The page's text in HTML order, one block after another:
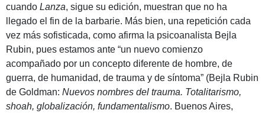
cuando Lanza, sigue su edición, muestran que no ha
llegado el fin de la barbarie. Más bien, una repetición cada
vez más sofisticada, como afirma la psicoanalista Bejla
Rubin, pues estamos ante “un nuevo comienzo
acompañado por un concepto diferente de hombre, de
guerra, de humanidad, de trauma y de síntoma” (Bejla Rubin
de Goldman: Nuevos nombres del trauma. Totalitarismo,
shoah, globalización, fundamentalismo. Buenos Aires,